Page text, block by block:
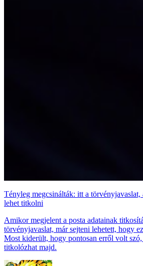
Tényleg megcsinálták: itt a törvényjavaslat,
lehet titkolni
Amikor megjelent a posta adatainak
törvényjavaslat, már sejteni lehetett, hogy
Most kiderült, hogy pontosan erről volt szó,
titkolózhat majd.